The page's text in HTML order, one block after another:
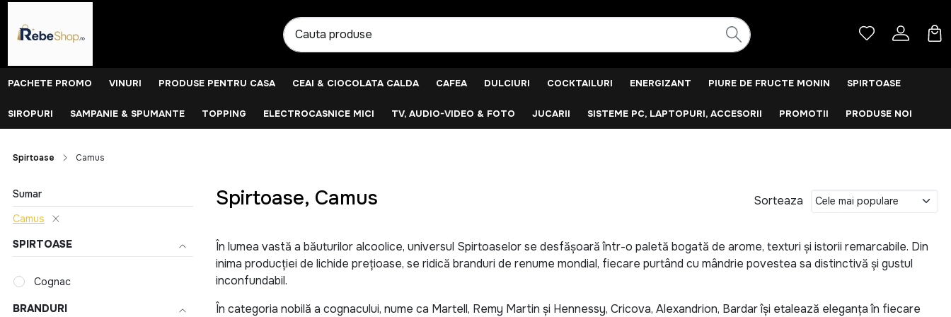
PACHETE PROMO VINURI PRODUSE PENTRU CASA CEAI & CIOCOLATA CALDA CAFEA DULCIURI COCKTAILURI ENERGIZANT PIURE DE FRUCTE MONIN SPIRTOASE
SIROPURI SAMPANIE & SPUMANTE TOPPING ELECTROCASNICE MICI TV, AUDIO-VIDEO & FOTO JUCARII SISTEME PC, LAPTOPURI, ACCESORII PROMOTII PRODUSE NOI
Spirtoase Camus
Sumar
Camus
SPIRTOASE
Cognac
BRANDURI
Spirtoase, Camus Sorteaza
În lumea vastă a băuturilor alcoolice, universul Spirtoaselor se desfășoară într-o paletă bogată de arome, texturi și istorii remarcabile. Din
inima producției de lichide prețioase, se ridică branduri de renume mondial, fiecare purtând cu mândrie povestea sa distinctivă și gustul
inconfundabil.
În categoria nobilă a cognacului, nume ca Martell, Remy Martin și Hennessy, Cricova, Alexandrion, Bardar își etalează eleganța în fiecare